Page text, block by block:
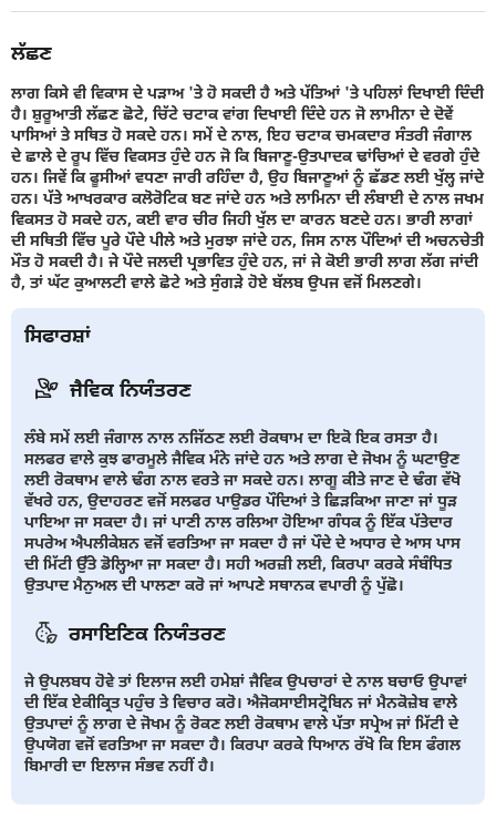
ਲੱਛਣ
ਲਾਗ ਕਿਸੇ ਵੀ ਵਿਕਾਸ ਦੇ ਪੜਾਅ 'ਤੇ ਹੋ ਸਕਦੀ ਹੈ ਅਤੇ ਪੱਤਿਆਂ 'ਤੇ ਪਹਿਲਾਂ ਦਿਖਾਈ ਦਿੰਦੀ
ਹੈ। ਸ਼ੁਰੂਆਤੀ ਲੱਛਣ ਛੋਟੇ, ਚਿੱਟੇ ਚਟਾਕ ਵਾਂਗ ਦਿਖਾਈ ਦਿੰਦੇ ਹਨ ਜੋ ਲਾਮੀਨਾ ਦੇ ਦੋਵੇਂ
ਪਾਸਿਆਂ ਤੇ ਸਥਿਤ ਹੋ ਸਕਦੇ ਹਨ। ਸਮੇਂ ਦੇ ਨਾਲ, ਇਹ ਚਟਾਕ ਚਮਕਦਾਰ ਸੰਤਰੀ ਜੰਗਾਲ
ਦੇ ਛਾਲੇ ਦੇ ਰੂਪ ਵਿੱਚ ਵਿਕਸਤ ਹੁੰਦੇ ਹਨ ਜੋ ਕਿ ਬਿਜਾਣੂ-ਉਤਪਾਦਕ ਢਾਂਚਿਆਂ ਦੇ ਵਰਗੇ ਹੁੰਦੇ
ਹਨ। ਜਿਵੇਂ ਕਿ ਫੂਸੀਆਂ ਵਧਣਾ ਜਾਰੀ ਰਹਿੰਦਾ ਹੈ, ਉਹ ਬਿਜਾਣੂਆਂ ਨੂੰ ਛੱਡਣ ਲਈ ਖੁੱਲ੍ਹ ਜਾਂਦੇ
ਹਨ। ਪੱਤੇ ਆਖਰਕਾਰ ਕਲੋਰੋਟਿਕ ਬਣ ਜਾਂਦੇ ਹਨ ਅਤੇ ਲਾਮਿਨਾ ਦੀ ਲੰਬਾਈ ਦੇ ਨਾਲ ਜਖਮ
ਵਿਕਸਤ ਹੋ ਸਕਦੇ ਹਨ, ਕਈ ਵਾਰ ਚੀਰ ਜਿਹੀ ਖੁੱਲ ਦਾ ਕਾਰਨ ਬਣਦੇ ਹਨ। ਭਾਰੀ ਲਾਗਾਂ
ਦੀ ਸਥਿਤੀ ਵਿੱਚ ਪੂਰੇ ਪੌਦੇ ਪੀਲੇ ਅਤੇ ਮੁਰਝਾ ਜਾਂਦੇ ਹਨ, ਜਿਸ ਨਾਲ ਪੌਦਿਆਂ ਦੀ ਅਚਨਚੇਤੀ
ਮੌਤ ਹੋ ਸਕਦੀ ਹੈ। ਜੇ ਪੌਦੇ ਜਲਦੀ ਪ੍ਰਭਾਵਿਤ ਹੁੰਦੇ ਹਨ, ਜਾਂ ਜੇ ਕੋਈ ਭਾਰੀ ਲਾਗ ਲੱਗ ਜਾਂਦੀ
ਹੈ, ਤਾਂ ਘੱਟ ਕੁਆਲਟੀ ਵਾਲੇ ਛੋਟੇ ਅਤੇ ਸੁੰਗੜੇ ਹੋਏ ਬੱਲਬ ਉਪਜ ਵਜੋਂ ਮਿਲਣਗੇ।
ਸਿਫਾਰਸ਼ਾਂ
ਜੈਵਿਕ ਨਿਯੰਤਰਣ
ਲੰਬੇ ਸਮੇਂ ਲਈ ਜੰਗਾਲ ਨਾਲ ਨਜਿੱਠਣ ਲਈ ਰੋਕਥਾਮ ਦਾ ਇਕੋ ਇਕ ਰਸਤਾ ਹੈ।
ਸਲਫਰ ਵਾਲੇ ਕੁਝ ਫਾਰਮੂਲੇ ਜੈਵਿਕ ਮੰਨੇ ਜਾਂਦੇ ਹਨ ਅਤੇ ਲਾਗ ਦੇ ਜੋਖਮ ਨੂੰ ਘਟਾਉਣ
ਲਈ ਰੋਕਥਾਮ ਵਾਲੇ ਢੰਗ ਨਾਲ ਵਰਤੇ ਜਾ ਸਕਦੇ ਹਨ। ਲਾਗੂ ਕੀਤੇ ਜਾਣ ਦੇ ਢੰਗ ਵੱਖੋ
ਵੱਖਰੇ ਹਨ, ਉਦਾਹਰਣ ਵਜੋਂ ਸਲਫਰ ਪਾਉਡਰ ਪੌਦਿਆਂ ਤੇ ਛਿੜਕਿਆ ਜਾਣਾ ਜਾਂ ਧੂੜ
ਪਾਇਆ ਜਾ ਸਕਦਾ ਹੈ। ਜਾਂ ਪਾਣੀ ਨਾਲ ਰਲਿਆ ਹੋਇਆ ਗੰਧਕ ਨੂੰ ਇੱਕ ਪੱਤੇਦਾਰ
ਸਪਰੇਅ ਐਪਲੀਕੇਸ਼ਨ ਵਜੋਂ ਵਰਤਿਆ ਜਾ ਸਕਦਾ ਹੈ ਜਾਂ ਪੌਦੇ ਦੇ ਅਧਾਰ ਦੇ ਆਸ ਪਾਸ
ਦੀ ਮਿੱਟੀ ਉੱਤੇ ਡੋਲ੍ਹਿਆ ਜਾ ਸਕਦਾ ਹੈ। ਸਹੀ ਅਰਜ਼ੀ ਲਈ, ਕਿਰਪਾ ਕਰਕੇ ਸੰਬੰਧਿਤ
ਉਤਪਾਦ ਮੈਨੁਅਲ ਦੀ ਪਾਲਣਾ ਕਰੋ ਜਾਂ ਆਪਣੇ ਸਥਾਨਕ ਵਪਾਰੀ ਨੂੰ ਪੁੱਛੋ।
ਰਸਾਇਣਿਕ ਨਿਯੰਤਰਣ
ਜੇ ਉਪਲਬਧ ਹੋਵੇ ਤਾਂ ਇਲਾਜ ਲਈ ਹਮੇਸ਼ਾਂ ਜੈਵਿਕ ਉਪਚਾਰਾਂ ਦੇ ਨਾਲ ਬਚਾਓ ਉਪਾਵਾਂ
ਦੀ ਇੱਕ ਏਕੀਕ੍ਰਿਤ ਪਹੁੰਚ ਤੇ ਵਿਚਾਰ ਕਰੋ। ਐਜੋਕਸਾਈਸਟ੍ਰੋਬਿਨ ਜਾਂ ਮੈਨਕੋਜ਼ੇਬ ਵਾਲੇ
ਉਤਪਾਦਾਂ ਨੂੰ ਲਾਗ ਦੇ ਜੋਖਮ ਨੂੰ ਰੋਕਣ ਲਈ ਰੋਕਥਾਮ ਵਾਲੇ ਪੱਤਾ ਸਪ੍ਰੇਅ ਜਾਂ ਮਿੱਟੀ ਦੇ
ਉਪਯੋਗ ਵਜੋਂ ਵਰਤਿਆ ਜਾ ਸਕਦਾ ਹੈ। ਕਿਰਪਾ ਕਰਕੇ ਧਿਆਨ ਰੱਖੋ ਕਿ ਇਸ ਫੰਗਲ
ਬਿਮਾਰੀ ਦਾ ਇਲਾਜ ਸੰਭਵ ਨਹੀਂ ਹੈ।